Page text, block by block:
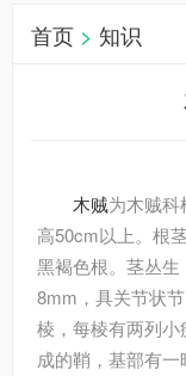
首页 > 知识
木贼为木贼科
高50cm以上。根
黑褐色根。茎丛
8mm，具关节状
棱，每棱有两列
成的鞘，基部有